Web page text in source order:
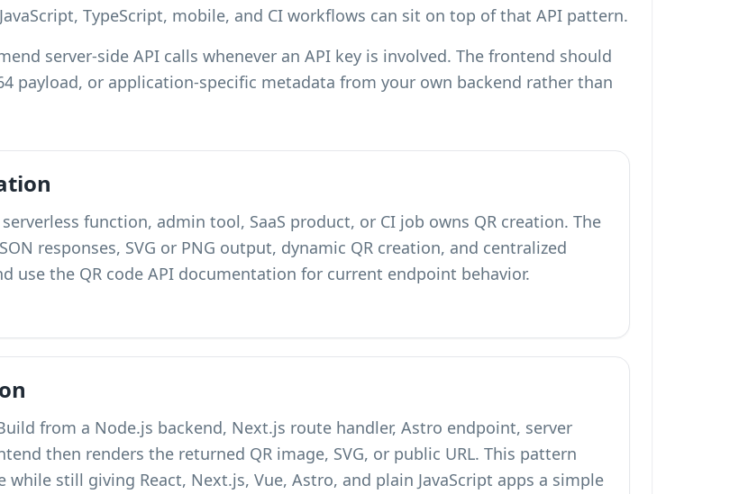
TypeScript, mobile, and CI workflows can sit on top of that API pattern.
server-side API calls whenever an API key is involved. The frontend should
payload, or application-specific metadata from your own backend rather than
function, admin tool, SaaS product, or CI job owns QR creation. The
responses, SVG or PNG output, dynamic QR creation, and centralized
use the QR code API documentation for current endpoint behavior.
from a Node.js backend, Next.js route handler, Astro endpoint, server
then renders the returned QR image, SVG, or public URL. This pattern
still giving React, Next.js, Vue, Astro, and plain JavaScript apps a simple